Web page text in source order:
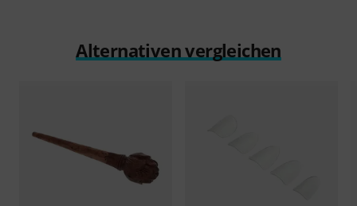
Alternativen vergleichen